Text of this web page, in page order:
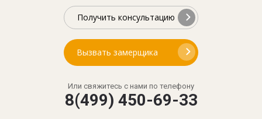
Получить консультацию
Вызвать замерщика
Или свяжитесь с нами по телефону
8(499) 450-69-33